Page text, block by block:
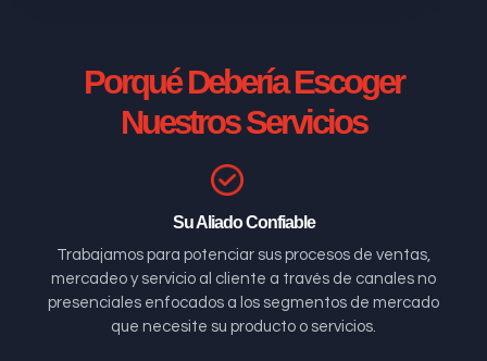
Porqué Debería Escoger
Nuestros Servicios
Su Aliado Confiable
Trabajamos para potenciar sus procesos de ventas,
mercadeo y servicio al cliente a través de canales no
presenciales enfocados a los segmentos de mercado
que necesite su producto o servicios.